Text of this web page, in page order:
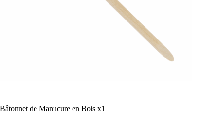
Bâtonnet de Manucure en Bois x1